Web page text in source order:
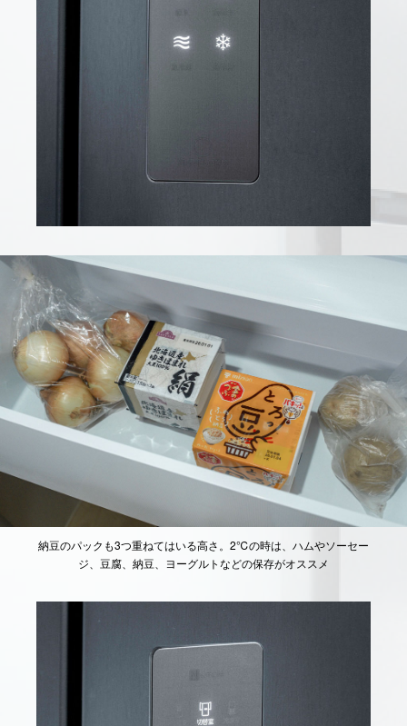
納豆のパックも3つ重ねてはいる高さ。2℃の時は、ハムやソーセー
ジ、豆腐、納豆、ヨーグルトなどの保存がオススメ